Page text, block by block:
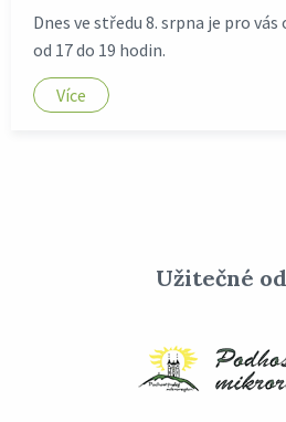
Dnes ve středu 8. srpna je pro
od 17 do 19 hodin.
Více
Užitečné